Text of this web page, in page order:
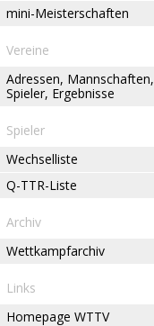
mini-Meisterschaften
Vereine
Adressen, Mannschaften,
Spieler, Ergebnisse
Spieler
Wechselliste
Q-TTR-Liste
Archiv
Wettkampfarchiv
Links
Homepage WTTV